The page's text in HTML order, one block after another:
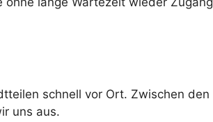
schnell vor Ort. Zwischen den
uns aus.